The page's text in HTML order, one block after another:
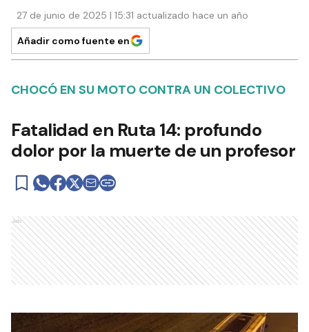
27 de junio de 2025 | 15:31 actualizado hace un año
Añadir como fuente en
CHOCÓ EN SU MOTO CONTRA UN COLECTIVO
Fatalidad en Ruta 14: profundo
dolor por la muerte de un profesor
Ads